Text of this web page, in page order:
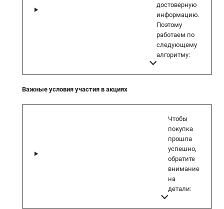
достоверную
информацию.
Поэтому
работаем по
следующему
алгоритму:
Важные условия участия в акциях
Чтобы
покупка
прошла
успешно,
обратите
внимание
на
детали: